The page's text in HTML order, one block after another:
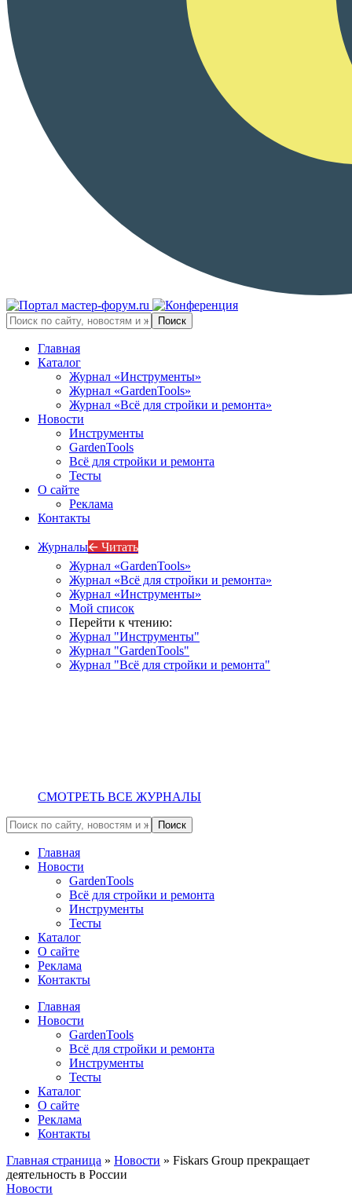
Главная
Каталог
Журнал «Инструменты»
Журнал «GardenTools»
Журнал «Всё для стройки и ремонта»
Новости
Инструменты
GardenTools
Всё для стройки и ремонта
Тесты
О сайте
Реклама
Контакты
Журналы🡨 Читать
Журнал «GardenTools»
Журнал «Всё для стройки и ремонта»
Журнал «Инструменты»
Мой список
Перейти к чтению:
Журнал "Инструменты"
Журнал "GardenTools"
Журнал "Всё для стройки и ремонта"
СМОТРЕТЬ ВСЕ ЖУРНАЛЫ
Главная
Новости
GardenTools
Всё для стройки и ремонта
Инструменты
Тесты
Каталог
О сайте
Реклама
Контакты
Главная
Новости
GardenTools
Всё для стройки и ремонта
Инструменты
Тесты
Каталог
О сайте
Реклама
Контакты
Главная страница » Новости » Fiskars Group прекращает
деятельность в России
Новости